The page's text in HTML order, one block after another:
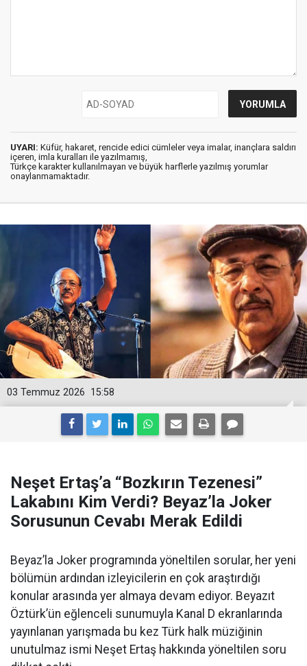
UYARI: Küfür, hakaret, rencide edici cümleler veya imalar, inançlara saldırı
içeren, imla kuralları ile yazılmamış,
Türkçe karakter kullanılmayan ve büyük harflerle yazılmış yorumlar
onaylanmamaktadır.
15:58
03 Temmuz 2026
Neşet Ertaş’a “Bozkırın Tezenesi”
Lakabını Kim Verdi? Beyaz’la Joker
Sorusunun Cevabı Merak Edildi
Beyaz’la Joker programında yöneltilen sorular, her yeni
bölümün ardından izleyicilerin en çok araştırdığı
konular arasında yer almaya devam ediyor. Beyazıt
Öztürk’ün eğlenceli sunumuyla Kanal D ekranlarında
yayınlanan yarışmada bu kez Türk halk müziğinin
unutulmaz ismi Neşet Ertaş hakkında yöneltilen soru